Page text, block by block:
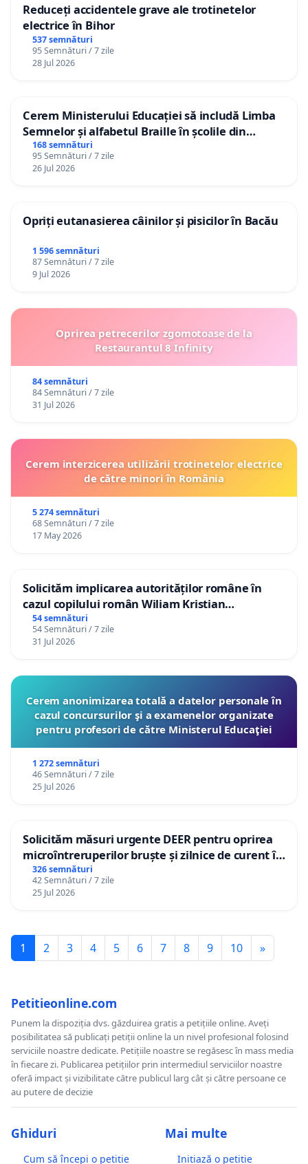
Reduceți accidentele grave ale trotinetelor
electrice în Bihor
537 semnături
95 Semnături / 7 zile
28 Jul 2026
Cerem Ministerului Educației să includă Limba
Semnelor și alfabetul Braille în școlile din
Republica Moldova!
168 semnături
95 Semnături / 7 zile
26 Jul 2026
Opriți eutanasierea câinilor și pisicilor în Bacău
1 596 semnături
87 Semnături / 7 zile
9 Jul 2026
Oprirea petrecerilor zgomotoase de la
Restaurantul 8 Infinity
84 semnături
84 Semnături / 7 zile
31 Jul 2026
Cerem interzicerea utilizării trotinetelor electrice
de către minori în România
5 274 semnături
68 Semnături / 7 zile
17 May 2026
Solicităm implicarea autorităților române în
cazul copilului român Wiliam Kristian
Gheorghe, aflat în plasament în Danemarca de
12 ani
54 semnături
54 Semnături / 7 zile
31 Jul 2026
Cerem anonimizarea totală a datelor personale în
cazul concursurilor şi a examenelor organizate
pentru profesori de către Ministerul Educaţiei
1 272 semnături
46 Semnături / 7 zile
25 Jul 2026
Solicităm măsuri urgente DEER pentru oprirea
microîntreruperilor bruște și zilnice de curent în
Sâncraiu de Mureș și Nazna
326 semnături
42 Semnături / 7 zile
25 Jul 2026
1 2 3 4 5 6 7 8 9 10 »
Petitieonline.com
Punem la dispoziția dvs. găzduirea gratis a petițiile online. Aveți
posibilitatea să publicați petiții online la un nivel profesional folosind
serviciile noastre dedicate. Petițiile noastre se regăsesc în mass media
în fiecare zi. Publicarea petițiilor prin intermediul serviciilor noastre
oferă impact și vizibilitate către publicul larg cât și către persoane ce
au putere de decizie
Ghiduri
Cum să începi o petiție
Mai multe
Inițiază o petiție